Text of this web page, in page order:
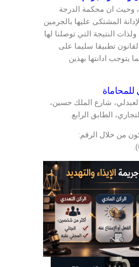
وحيث ان محكمة الدرجة
المشتكى عليها بالجرمين
ولذات النتيجة التي توصلنا لها
تطبيقا سليما على
يتوجب ادانتها بهذين
للمحاماة
شارع الملك حسين،
الطابق الرابع.
من خلال الرقم:
).